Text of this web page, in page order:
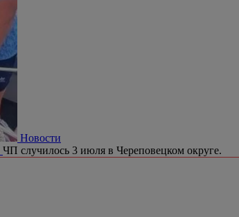
Новости
ЧП случилось 3 июля в Череповецком округе.